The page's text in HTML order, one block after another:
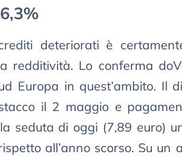
deteriorati è
redditività. Lo conferma
Europa in quest’ambito. Il
il 2 maggio e
seduta di oggi (7,89 euro)
all’anno scorso. Su un